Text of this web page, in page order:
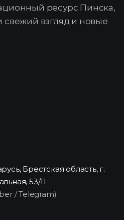
ресурс Пинска,
свежий взгляд и новые
Брестская область, г.
53/11
/ Telegram)